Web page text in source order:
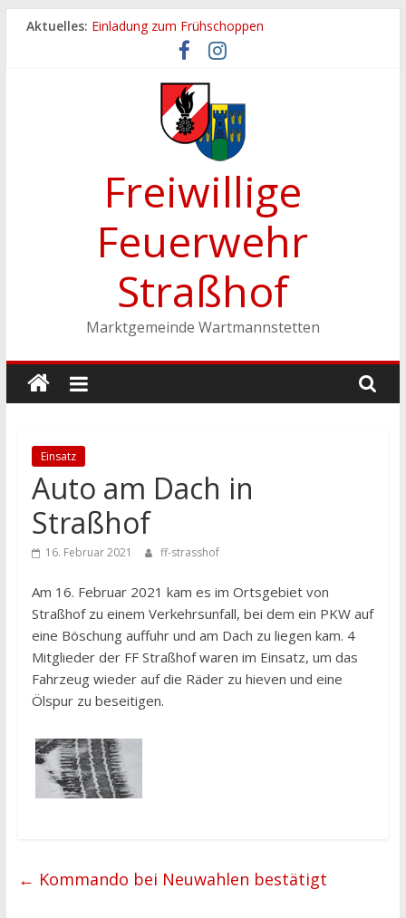
ZumAktuelles: Einladung zum Frühschoppen
Dichtheitsprobe der Löschleitungen
Fronleichnamsprozession
Feuerwehrfest 2026
Ferienspiel der Marktgemeinde Wartmannstetten
Freiwillige
Feuerwehr
Straßhof
Marktgemeinde Wartmannstetten
Einsatz
Auto am Dach in
Straßhof
16. Februar 2021 ff-strasshof
Am 16. Februar 2021 kam es im Ortsgebiet von
Straßhof zu einem Verkehrsunfall, bei dem ein PKW auf
eine Böschung auffuhr und am Dach zu liegen kam. 4
Mitglieder der FF Straßhof waren im Einsatz, um das
Fahrzeug wieder auf die Räder zu hieven und eine
Ölspur zu beseitigen.
← Kommando bei Neuwahlen bestätigt